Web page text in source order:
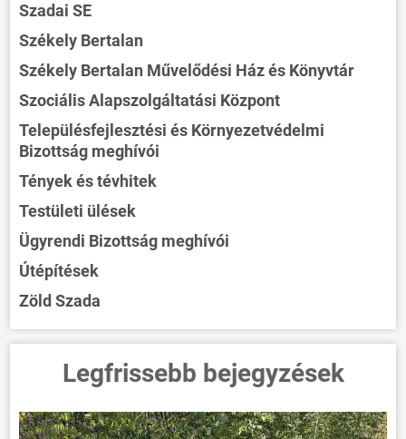
Szadai SE
Székely Bertalan
Székely Bertalan Művelődési Ház és Könyvtár
Szociális Alapszolgáltatási Központ
Településfejlesztési és Környezetvédelmi
Bizottság meghívói
Tények és tévhitek
Testületi ülések
Ügyrendi Bizottság meghívói
Útépítések
Zöld Szada
Legfrissebb bejegyzések